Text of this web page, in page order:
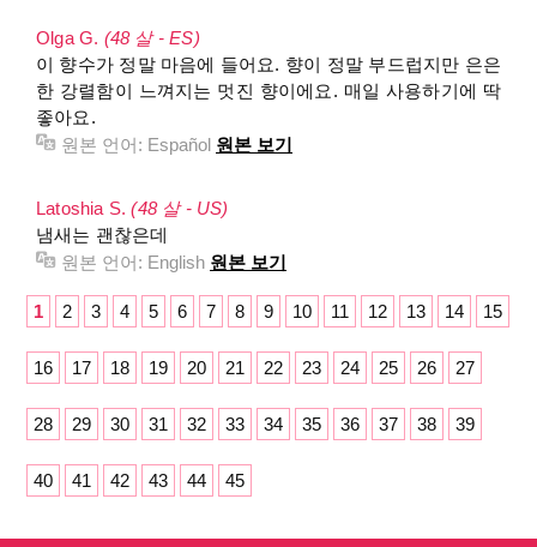
Olga G. (48 살 - ES)
이 향수가 정말 마음에 들어요. 향이 정말 부드럽지만 은은
한 강렬함이 느껴지는 멋진 향이에요. 매일 사용하기에 딱
좋아요.
원본 언어: Español 원본 보기
Latoshia S.(48 살 - US)
냄새는 괜찮은데
원본 언어: English 원본 보기
1 2 3 4 5 6 7 8 9 10 11 12 13 14 15
16 17 18 19 20 21 22 23 24 25 26 27
28 29 30 31 32 33 34 35 36 37 38 39
40 41 42 43 44 45